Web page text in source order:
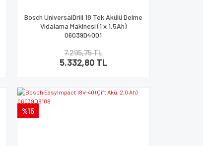
Bosch UniversalDrill 18 Tek Akülü Delme
Vidalama Makinesi (1 x 1,5Ah)
06039D4001
7.295,75 TL
5.332,80 TL
%15